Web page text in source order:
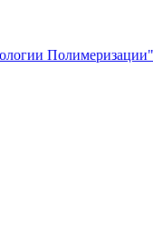
Полимеризации"